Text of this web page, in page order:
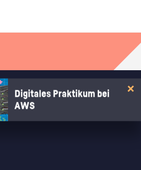
Digitales Praktikum bei
AWS